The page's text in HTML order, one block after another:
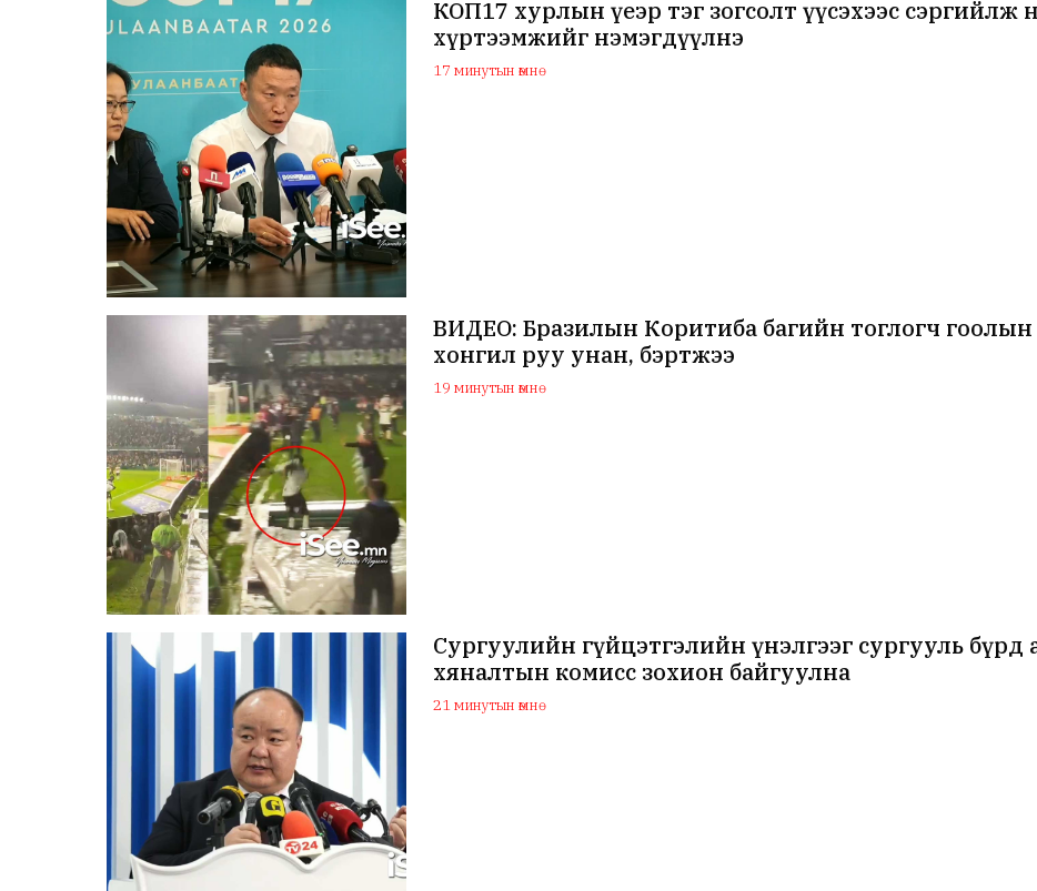
КОП17 хурлын үеэр тэг зогсолт үүсэхээс
хүртээмжийг нэмэгдүүлнэ
17 минутын өмнө
ВИДЕО: Бразилын Коритиба багийн тоглогч гоолын
хонгил руу унан, бэртжээ
19 минутын өмнө
Сургуулийн гүйцэтгэлийн үнэлгээг сургууль
хяналтын комисс зохион байгуулна
21 минутын өмнө